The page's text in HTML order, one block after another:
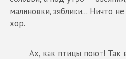
малиновки, зяблики... Ничто
хор.
Ах, как птицы поют! Так